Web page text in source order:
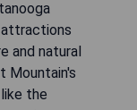
attractions
and natural
Mountain's
the